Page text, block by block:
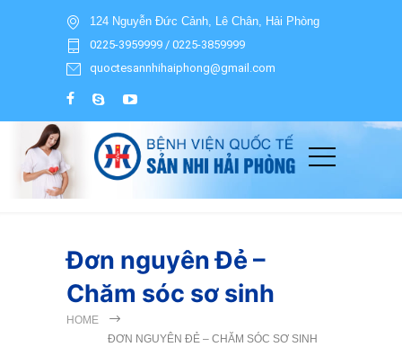
124 Nguyễn Đức Cảnh, Lê Chân, Hải Phòng
0225-3959999 / 0225-3859999
quoctesannhihaiphong@gmail.com
Đơn nguyên Đẻ –
Chăm sóc sơ sinh
HOME
ĐƠN NGUYÊN ĐẺ – CHĂM SÓC SƠ SINH